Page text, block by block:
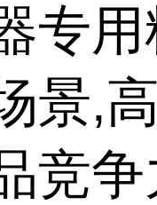
专
景,
竞争